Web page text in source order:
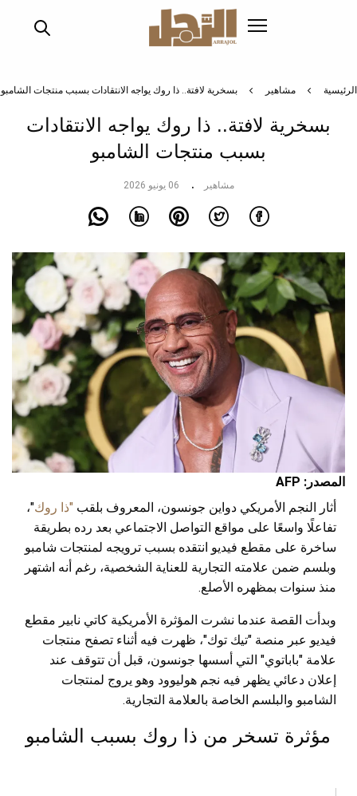
الرئيسية مشاهير بسخرية لافتة.. ذا روك يواجه الانتقادات بسبب منتجات الشامبو
بسخرية لافتة.. ذا روك يواجه الانتقادات
بسبب منتجات الشامبو
مشاهير 06 يونيو 2026
المصدر: AFP
أثار النجم الأمريكي دواين جونسون، المعروف بلقب "ذا روك"،
تفاعلًا واسعًا على مواقع التواصل الاجتماعي بعد رده بطريقة
ساخرة على مقطع فيديو انتقده بسبب ترويجه لمنتجات شامبو
وبلسم ضمن علامته التجارية للعناية الشخصية، رغم أنه اشتهر
منذ سنوات بمظهره الأصلع.
وبدأت القصة عندما نشرت المؤثرة الأمريكية كاتي نابير مقطع
فيديو عبر منصة "تيك توك"، ظهرت فيه أثناء تصفح منتجات
علامة "باباتوي" التي أسسها جونسون، قبل أن تتوقف عند
إعلان دعائي يظهر فيه نجم هوليوود وهو يروج لمنتجات
الشامبو والبلسم الخاصة بالعلامة التجارية.
مؤثرة تسخر من ذا روك بسبب الشامبو